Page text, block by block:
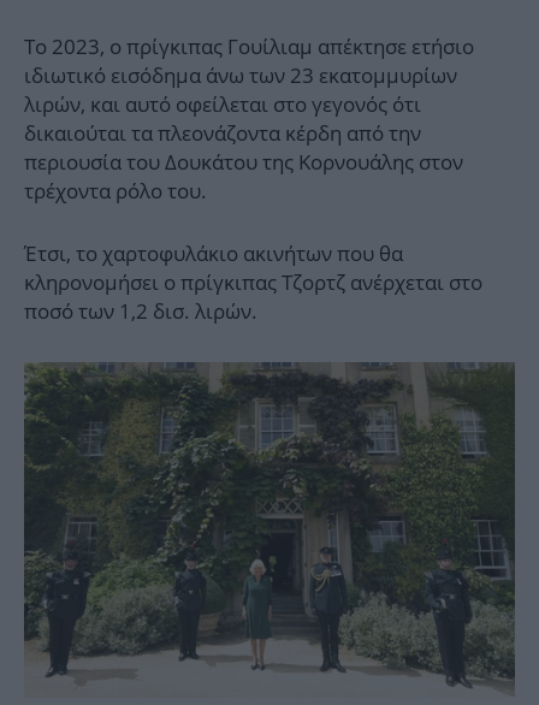
Το 2023, ο πρίγκιπας Γουίλιαμ απέκτησε ετήσιο
ιδιωτικό εισόδημα άνω των 23 εκατομμυρίων
λιρών, και αυτό οφείλεται στο γεγονός ότι
δικαιούται τα πλεονάζοντα κέρδη από την
περιουσία του Δουκάτου της Κορνουάλης στον
τρέχοντα ρόλο του.
Έτσι, το χαρτοφυλάκιο ακινήτων που θα
κληρονομήσει ο πρίγκιπας Τζορτζ ανέρχεται στο
ποσό των 1,2 δισ. λιρών.